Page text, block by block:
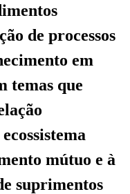
de processos
em
temas que
mútuo e à
suprimentos